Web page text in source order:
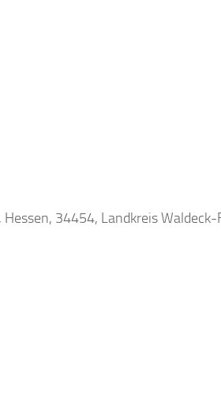
34454, Landkreis Waldeck-